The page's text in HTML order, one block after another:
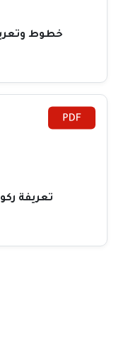
خطوط
تعريفة